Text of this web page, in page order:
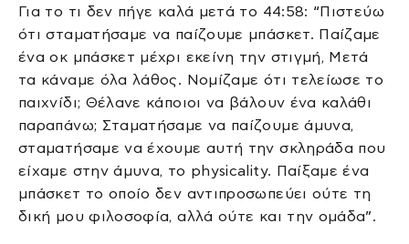
Για το τι δεν πήγε καλά μετά το 44:58: “Πιστεύω
ότι σταματήσαμε να παίζουμε μπάσκετ. Παίζαμε
ένα οκ μπάσκετ μέχρι εκείνη την στιγμή, Μετά
τα κάναμε όλα λάθος. Νομίζαμε ότι τελείωσε το
παιχνίδι; Θέλανε κάποιοι να βάλουν ένα καλάθι
παραπάνω; Σταματήσαμε να παίζουμε άμυνα,
σταματήσαμε να έχουμε αυτή την σκληράδα που
είχαμε στην άμυνα, το physicality. Παίξαμε ένα
μπάσκετ το οποίο δεν αντιπροσωπεύει ούτε τη
δική μου φιλοσοφία, αλλά ούτε και την ομάδα”.